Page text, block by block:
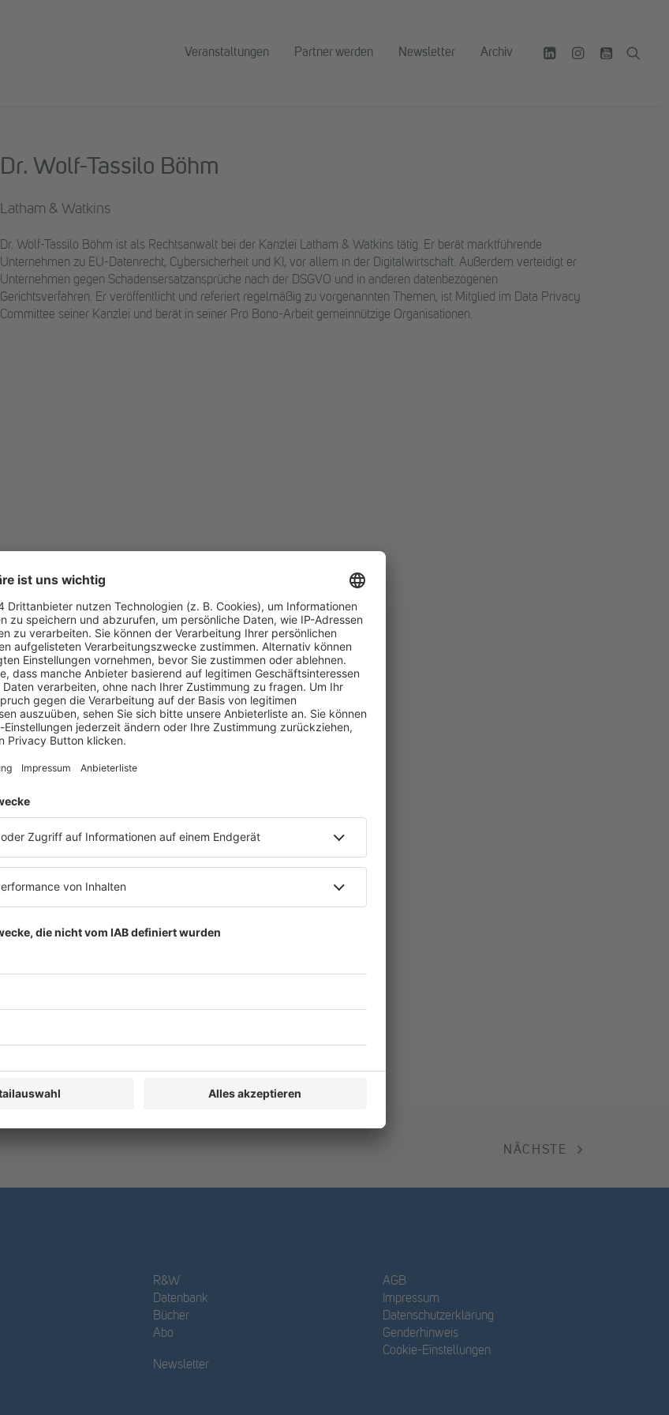
Veranstaltungen Partner werden Newsletter Archiv
Dr. Wolf-Tassilo Böhm
Latham & Watkins
Dr. Wolf-Tassilo Böhm ist als Rechtsanwalt bei der Kanzlei Latham & Watkins tätig. Er berät marktführende
Unternehmen zu EU-Datenrecht, Cybersicherheit und KI, vor allem in der Digitalwirtschaft. Außerdem verteidigt er
Unternehmen gegen Schadensersatzansprüche nach der DSGVO und in anderen datenbezogenen
Gerichtsverfahren. Er veröffentlicht und referiert regelmäßig zu vorgenannten Themen, ist Mitglied im Data Privacy
Committee seiner Kanzlei und berät in seiner Pro Bono-Arbeit gemeinnützige Organisationen.
1. Münchner Data-Litigation Forum
Datenschutzrecht
NÄCHSTE
R&W
Datenbank
Bücher
Abo
Newsletter
AGB
Impressum
Datenschutzerklärung
Genderhinweis
Cookie-Einstellungen